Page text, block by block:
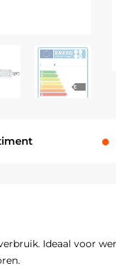
Ideaal voor